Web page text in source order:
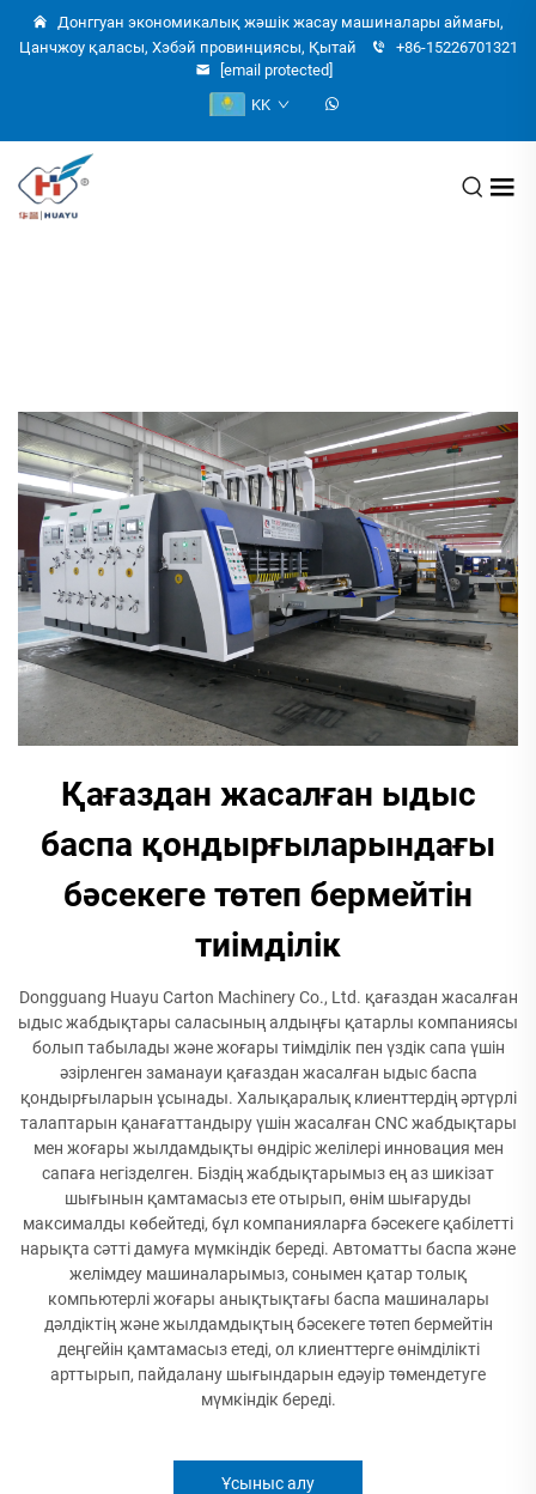
Донггуан экономикалық жәшік жасау машиналары аймағы,
Цанчжоу қаласы, Хэбэй провинциясы, Қытай
+86-15226701321
[email protected]
KK
Қағаздан жасалған ыдыс
баспа қондырғыларындағы
бәсекеге төтеп бермейтін
тиімділік
Dongguang Huayu Carton Machinery Co., Ltd. қағаздан жасалған
ыдыс жабдықтары саласының алдыңғы қатарлы компаниясы
болып табылады және жоғары тиімділік пен үздік сапа үшін
әзірленген заманауи қағаздан жасалған ыдыс баспа
қондырғыларын ұсынады. Халықаралық клиенттердің әртүрлі
талаптарын қанағаттандыру үшін жасалған CNC жабдықтары
мен жоғары жылдамдықты өндіріс желілері инновация мен
сапаға негізделген. Біздің жабдықтарымыз ең аз шикізат
шығынын қамтамасыз ете отырып, өнім шығаруды
максималды көбейтеді, бұл компанияларға бәсекеге қабілетті
нарықта сәтті дамуға мүмкіндік береді. Автоматты баспа және
желімдеу машиналарымыз, сонымен қатар толық
компьютерлі жоғары анықтықтағы баспа машиналары
дәлдіктің және жылдамдықтың бәсекеге төтеп бермейтін
деңгейін қамтамасыз етеді, ол клиенттерге өнімділікті
арттырып, пайдалану шығындарын едәуір төмендетуге
мүмкіндік береді.
Ұсыныс алу